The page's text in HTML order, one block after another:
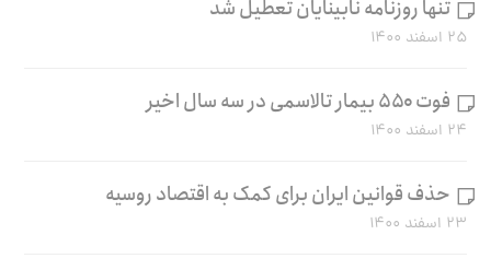
تنها روزنامه نابینایان تعطیل شد
۲۵ اسفند ۱۴۰۰
فوت ۵۵۰ بیمار تالاسمی در سه سال اخیر
۲۴ اسفند ۱۴۰۰
حذف قوانین ایران برای کمک به اقتصاد روسیه
۲۳ اسفند ۱۴۰۰